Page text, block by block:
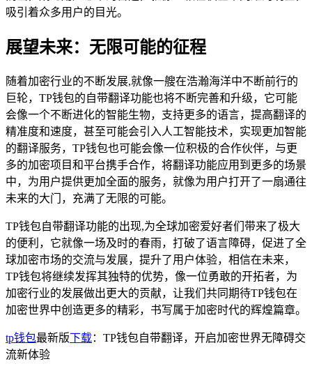
吸引着众多用户的目光。
展望未来：无限可能的征程
随着加密行业的不断发展,就像一艘在浩瀚海洋中不断前行的
巨轮，TP钱包的自带翻译功能也将不断完善和升级，它可能
会像一个不断进化的智能生物，支持更多的语言，提高翻译的
精准度和速度，甚至可能会引入人工智能技术，实现更加智能
的翻译服务，TP钱包也可能会像一位积极的合作伙伴，与更
多的加密项目和平台携手合作，将翻译功能应用到更多的场景
中，为用户提供更加全面的服务，就像为用户打开了一扇通往
未来的大门，充满了无限的可能。
TP钱包自带翻译功能的出现,为全球加密爱好者们带来了极大
的便利，它就像一场及时的春雨，打破了语言障碍，促进了全
球加密市场的交流与发展，提升了用户体验，相信在未来，
TP钱包将继续发挥其独特的优势，像一位勇敢的开拓者，为
加密行业的发展做出更大的贡献，让我们共同期待TP钱包在
加密世界中创造更多的精彩，书写属于加密时代的辉煌篇章。
tp钱包最新版下载：TP钱包自带翻译，开启加密世界无障碍交
流新体验